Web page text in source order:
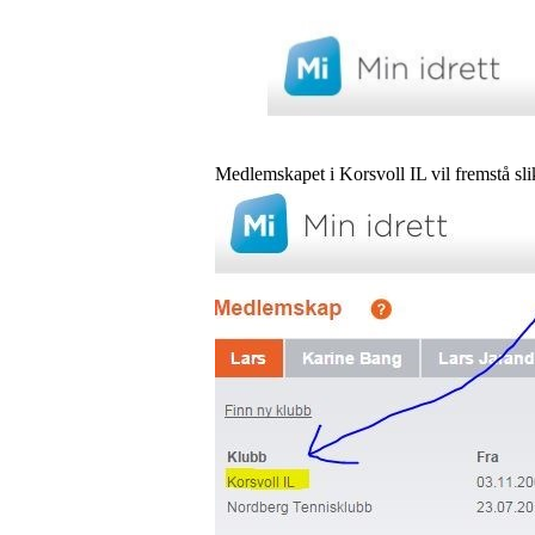
Medlemskapet i Korsvoll IL vil fremstå